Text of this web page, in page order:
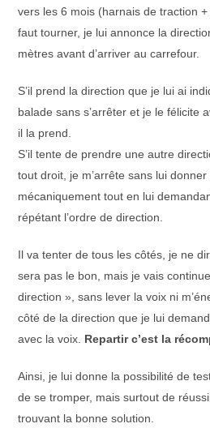
vers les 6 mois (harnais de traction
faut tourner, je lui annonce la
mètres avant d’arriver au carrefour.
S’il prend la direction que je lui ai
balade sans s’arrêter et je le félicite
il la prend.
S’il tente de prendre une autre
tout droit, je m’arrête sans lui donner
mécaniquement tout en lui
répétant l’ordre de direction.
Il va tenter de tous les côtés, je ne
sera pas le bon, mais je vais
direction », sans lever la voix ni
côté de la direction que je lui
avec la voix. Repartir c’est la
Ainsi, je lui donne la possibilité de
de se tromper, mais surtout de
trouvant la bonne solution.